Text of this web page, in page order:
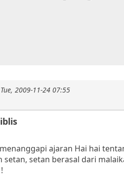
Tue, 2009-11-24 07:55
ajaran Hai hai
setan, setan berasal dari